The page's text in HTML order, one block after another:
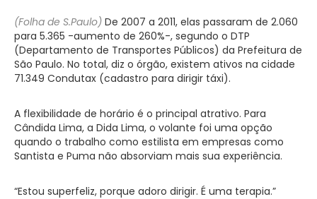
(Folha de S.Paulo) De 2007 a 2011, elas passaram de 2.060
para 5.365 -aumento de 260%-, segundo o DTP
(Departamento de Transportes Públicos) da Prefeitura de
São Paulo. No total, diz o órgão, existem ativos na cidade
71.349 Condutax (cadastro para dirigir táxi).
A flexibilidade de horário é o principal atrativo. Para
Cândida Lima, a Dida Lima, o volante foi uma opção
quando o trabalho como estilista em empresas como
Santista e Puma não absorviam mais sua experiência.
“Estou superfeliz, porque adoro dirigir. É uma terapia.”